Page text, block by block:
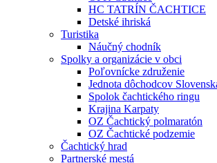
HC TATRÍN ČACHTICE
Detské ihriská
Turistika
Náučný chodník
Spolky a organizácie v obci
Poľovnícke združenie
Jednota dôchodcov
Spolok čachtického ringu
Krajina Karpaty
OZ Čachtický polmaratón
OZ Čachtické podzemie
Čachtický hrad
Partnerské mestá